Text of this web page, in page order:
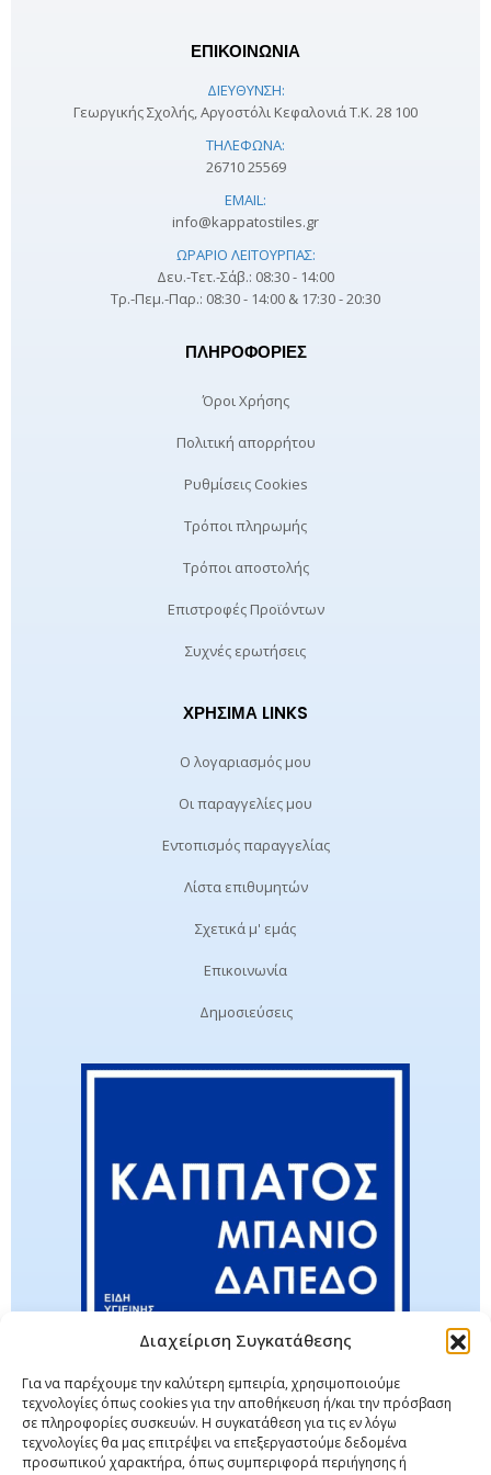
Διαχείριση Συγκατάθεσης
Για να παρέχουμε την καλύτερη εμπειρία, χρησιμοποιούμε
τεχνολογίες όπως cookies για την αποθήκευση ή/και την πρόσβαση
σε πληροφορίες συσκευών. Η συγκατάθεση για τις εν λόγω
τεχνολογίες θα μας επιτρέψει να επεξεργαστούμε δεδομένα
προσωπικού χαρακτήρα, όπως συμπεριφορά περιήγησης ή
ΕΠΙΚΟΙΝΩΝΙΑ
ΔΙΕΎΘΥΝΣΗ:
Γεωργικής Σχολής, Αργοστόλι Κεφαλονιά Τ.Κ. 28 100
ΤΗΛΈΦΩΝΑ:
26710 25569
EMAIL:
info@kappatostiles.gr
ΩΡΆΡΙΟ ΛΕΙΤΟΥΡΓΊΑΣ:
Δευ.-Τετ.-Σάβ.: 08:30 - 14:00
Τρ.-Πεμ.-Παρ.: 08:30 - 14:00 & 17:30 - 20:30
ΠΛΗΡΟΦΟΡΊΕΣ
Όροι Χρήσης
Πολιτική απορρήτου
Ρυθμίσεις Cookies
Τρόποι πληρωμής
Τρόποι αποστολής
Επιστροφές Προϊόντων
Συχνές ερωτήσεις
ΧΡΉΣΙΜΑ LINKS
Ο λογαριασμός μου
Οι παραγγελίες μου
Εντοπισμός παραγγελίας
Λίστα επιθυμητών
Σχετικά μ' εμάς
Επικοινωνία
Δημοσιεύσεις